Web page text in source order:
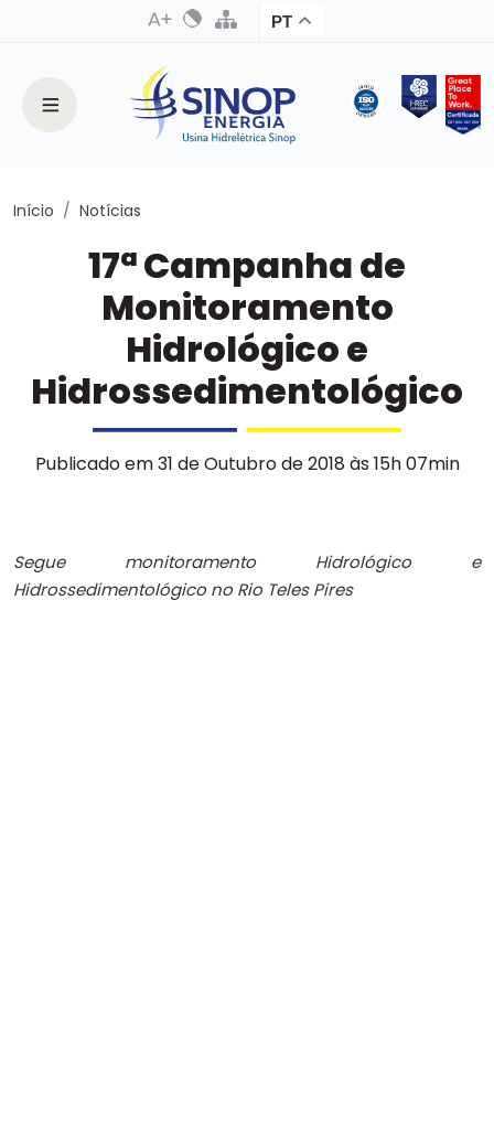
PT
Início Notícias
17ª Campanha de
Monitoramento
Hidrológico e
Hidrossedimentológico
Publicado em 31 de Outubro de 2018 às 15h 07min
Segue monitoramento Hidrológico e
Hidrossedimentológico no Rio Teles Pires